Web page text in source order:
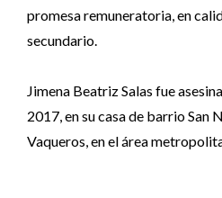
promesa remuneratoria, en
secundario.
Jimena Beatriz Salas fue
2017, en su casa de barrio San
Vaqueros, en el área